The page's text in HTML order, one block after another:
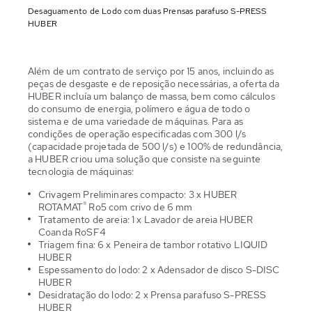
Desaguamento de Lodo com duas Prensas parafuso S-PRESS
HUBER
Além de um contrato de serviço por 15 anos, incluindo as
peças de desgaste e de reposição necessárias, a oferta da
HUBER incluía um balanço de massa, bem como cálculos
do consumo de energia, polímero e água de todo o
sistema e de uma variedade de máquinas. Para as
condições de operação especificadas com 300 l/s
(capacidade projetada de 500 l/s) e 100% de redundância,
a HUBER criou uma solução que consiste na seguinte
tecnologia de máquinas:
Crivagem Preliminares compacto: 3 x HUBER
ROTAMAT® Ro5 com crivo de 6 mm
Tratamento de areia: 1 x Lavador de areia HUBER
Coanda RoSF4
Triagem fina: 6 x Peneira de tambor rotativo LIQUID
HUBER
Espessamento do lodo: 2 x Adensador de disco S-DISC
HUBER
Desidratação do lodo: 2 x Prensa parafuso S-PRESS
HUBER